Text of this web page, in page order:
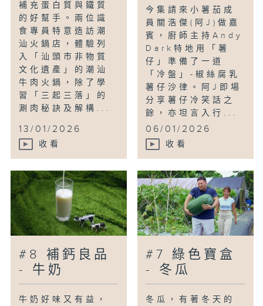
補充蛋白質與鐵質
的好幫手。兩位識
食專員特意造訪潮
汕火鍋店，體驗列
入「汕頭市非物質
文化遺產」的潮汕
牛肉火鍋，除了學
習「三起三落」的
涮肉秘訣及解構...
13/01/2026
收看
今集請來小薯茄成
員關浩傑(阿J)做嘉
賓，廚師主持Andy
Dark特地用「薯
仔」準備了一道
「冷盤」-椒絲腐乳
薯仔沙律。阿J即場
分享薯仔冷笑話之
餘，亦坦言入行...
06/01/2026
收看
#8 補鈣良品
- 牛奶
牛奶好味又有益，
#7 綠色寶盒
- 冬瓜
冬瓜，有著冬天的